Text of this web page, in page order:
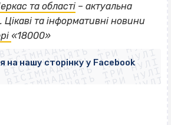
та області – актуальна
та інформативні новини
«18000» ТРИ НУЛІ
ВІСІМНАДЦЯТЬ ТРИ НУЛІ
ВІСІМНАДЦЯТЬ ТРИ НУЛІ
ВІСІМНАДЦЯТЬ ТРИ НУЛІ
ВІСІМНАДЦЯТЬ ТРИ НУЛІ
ВІСІМНАДЦЯТЬ ТРИ НУЛІ
ВІСІМНАДЦЯТЬ ТРИ НУЛІ
ВІСІМНАДЦЯТЬ ТРИ НУЛІ
на нашу сторінку у Facebook